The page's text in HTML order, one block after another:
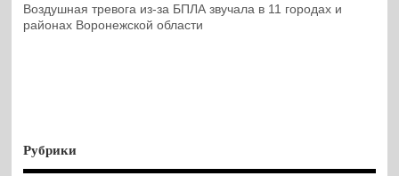
Воздушная тревога из-за БПЛА звучала в 11 городах и
районах Воронежской области
Рубрики